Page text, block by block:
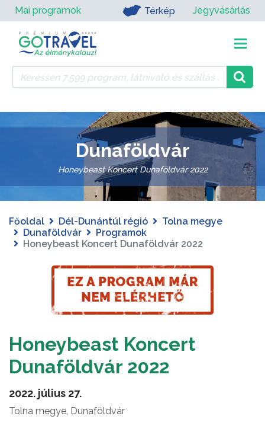
Mai programok Térkép Jegyvásárlás
Dunaföldvár
Honeybeast Koncert Dunaföldvár 2022
Főoldal Dél-Dunántúl régió
Tolna megye
Dunaföldvár
Programok
Honeybeast Koncert Dunaföldvár 2022
Honeybeast Koncert
Dunaföldvár 2022
2022. július 27.
Tolna megye, Dunaföldvár